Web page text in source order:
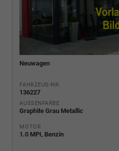
Neuwagen
FAHRZEUG-NR.
136227
AUSSENFARBE
Graphite Grau Metallic
MOTOR
1.0 MPI, Benzin